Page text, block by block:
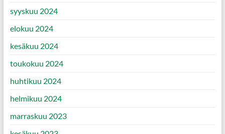
syyskuu 2024
elokuu 2024
kesäkuu 2024
toukokuu 2024
huhtikuu 2024
helmikuu 2024
marraskuu 2023